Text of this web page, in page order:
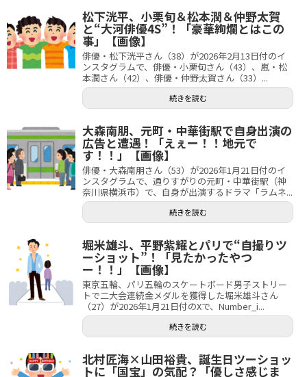
松下洸平、小栗旬＆松本潤＆仲野太賀
と“大河俳優4S”！「豪華絢爛とはこの
事」【画像】
俳優・松下洸平さん（38）が2026年2月13日付のイ
ンスタグラムで、俳優・小栗旬さん（43）、嵐・松
本潤さん（42）、俳優・仲野太賀さん（33）...
続きを読む
大森南朋、元町・中華街駅で自身出演の
広告と遭遇！「えぇー！！地元で
す！！」【画像】
俳優・大森南朋さん（53）が2026年1月21日付のイ
ンスタグラムで、通りすがりの元町・中華街駅（神
奈川県横浜市）で、自身が出演するドラマ「ラムネ...
続きを読む
堀米雄斗、平野紫耀とパリで“自撮りツ
ーショット”！「見たかったやつ
ー！！」【画像】
東京五輪、パリ五輪のスケートボード男子ストリー
トで二大会連続金メダルを獲得した堀米雄斗さん
（27）が2026年1月21日付のXで、Number_i...
続きを読む
北村匠海×山田裕貴、誕生日ツーショッ
トに「国宝」の気配？「優しさ感じま